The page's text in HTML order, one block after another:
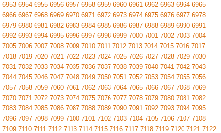
6953 6954 6955 6956 6957 6958 6959 6960 6961 6962 6963 6964 6965
6966 6967 6968 6969 6970 6971 6972 6973 6974 6975 6976 6977 6978
6979 6980 6981 6982 6983 6984 6985 6986 6987 6988 6989 6990 6991
6992 6993 6994 6995 6996 6997 6998 6999 7000 7001 7002 7003 7004
7005 7006 7007 7008 7009 7010 7011 7012 7013 7014 7015 7016 7017
7018 7019 7020 7021 7022 7023 7024 7025 7026 7027 7028 7029 7030
7031 7032 7033 7034 7035 7036 7037 7038 7039 7040 7041 7042 7043
7044 7045 7046 7047 7048 7049 7050 7051 7052 7053 7054 7055 7056
7057 7058 7059 7060 7061 7062 7063 7064 7065 7066 7067 7068 7069
7070 7071 7072 7073 7074 7075 7076 7077 7078 7079 7080 7081 7082
7083 7084 7085 7086 7087 7088 7089 7090 7091 7092 7093 7094 7095
7096 7097 7098 7099 7100 7101 7102 7103 7104 7105 7106 7107 7108
7109 7110 7111 7112 7113 7114 7115 7116 7117 7118 7119 7120 7121 7122